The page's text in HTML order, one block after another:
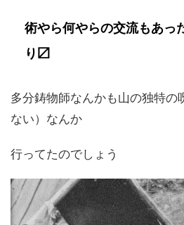
術やら何やらの交流もあっ
り〼
多分鋳物師なんかも山の独特の
ない）なんか
行ってたのでしょう